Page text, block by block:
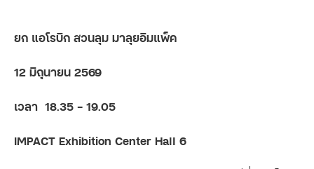
ยก แอโรบิก สวนลุม มาลุยอิมแพ็ค
12 มิถุนายน 2569
เวลา 18.35 – 19.05
IMPACT Exhibition Center Hall 6